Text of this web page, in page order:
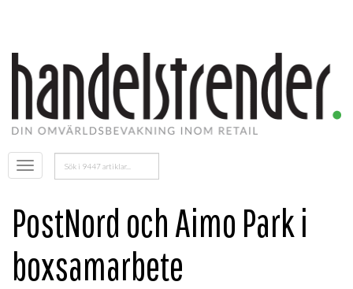
Öppna
menyn
Sök
efter:
PostNord och Aimo Park i
boxsamarbete